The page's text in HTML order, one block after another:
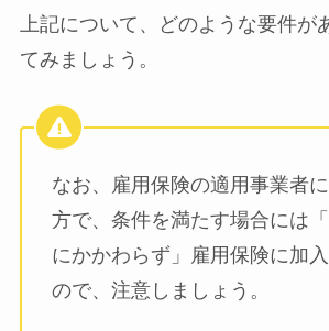
上記について、どのような要件が
てみましょう。
なお、雇用保険の適用事業者
方で、条件を満たす場合には
にかかわらず」雇用保険に加
ので、注意しましょう。